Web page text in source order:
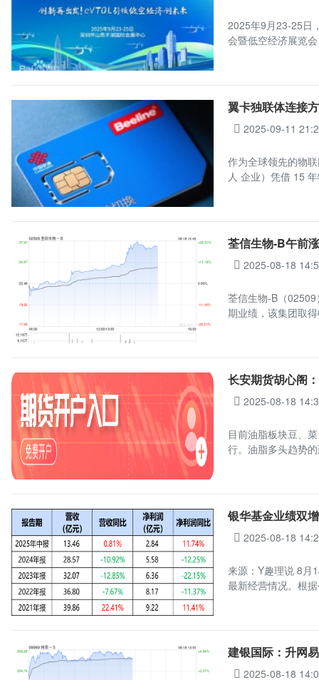
2025年9月23-25日
会暨低空经济展览
翼卡独联体连接
2025-09-11
作为全球领先的物
人 企业）凭借 15
荃信生物-B午前
2025-08-18
荃信生物-B（
期业绩，该集团取
长安期货胡心阁
2025-08-18
目前油脂板块豆、
行。油脂多头趋势
银华基金业绩双
2025-08-18
来源：Y趣理说 8月
最新经营情况。根
建银国际：升网
2025-08-18